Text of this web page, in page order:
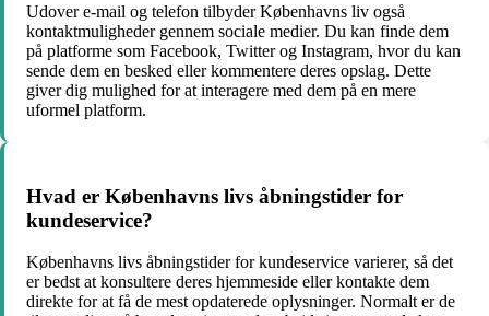
Udover e-mail og telefon tilbyder Københavns liv også
kontaktmuligheder gennem sociale medier. Du kan finde dem
på platforme som Facebook, Twitter og Instagram, hvor du kan
sende dem en besked eller kommentere deres opslag. Dette
giver dig mulighed for at interagere med dem på en mere
uformel platform.
Hvad er Københavns livs åbningstider for
kundeservice?
Københavns livs åbningstider for kundeservice varierer, så det
er bedst at konsultere deres hjemmeside eller kontakte dem
direkte for at få de mest opdaterede oplysninger. Normalt er de